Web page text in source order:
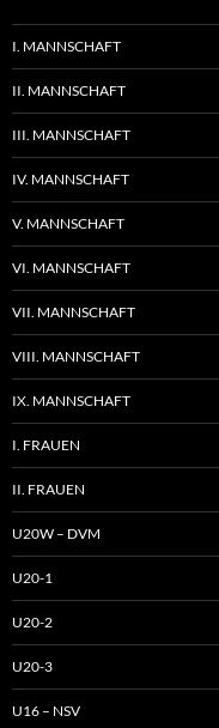
I. MANNSCHAFT
II. MANNSCHAFT
III. MANNSCHAFT
IV. MANNSCHAFT
V. MANNSCHAFT
VI. MANNSCHAFT
VII. MANNSCHAFT
VIII. MANNSCHAFT
IX. MANNSCHAFT
I. FRAUEN
II. FRAUEN
U20W – DVM
U20-1
U20-2
U20-3
U16 – NSV